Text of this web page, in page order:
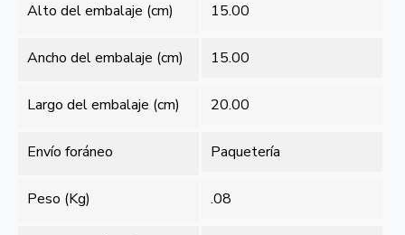
Alto del embalaje (cm) 15.00
Ancho del embalaje (cm) 15.00
Largo del embalaje (cm) 20.00
Envío foráneo Paquetería
Peso (Kg) .08